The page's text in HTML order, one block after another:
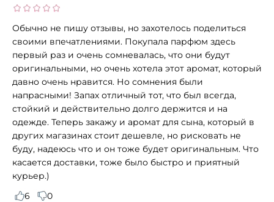
Обычно не пишу отзывы, но захотелось поделиться
своими впечатлениями. Покупала парфюм здесь
первый раз и очень сомневалась, что они будут
оригинальными, но очень хотела этот аромат, который
давно очень нравится. Но сомнения были
напрасными! Запах отличный тот, что был всегда,
стойкий и действительно долго держится и на
одежде. Теперь закажу и аромат для сына, который в
других магазинах стоит дешевле, но рисковать не
буду, надеюсь что и он тоже будет оригинальным. Что
касается доставки, тоже было быстро и приятный
курьер.)
6
0